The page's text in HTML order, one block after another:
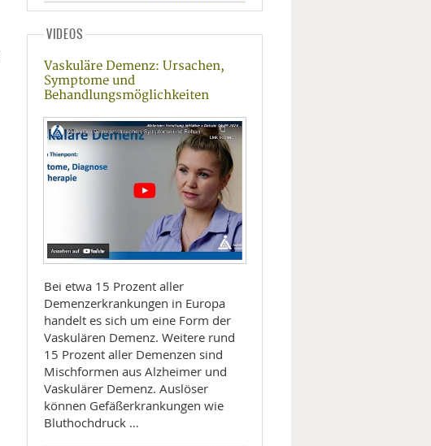
VIDEOS
Vaskuläre Demenz: Ursachen,
Symptome und
Behandlungsmöglichkeiten
Bei etwa 15 Prozent aller
Demenzerkrankungen in Europa
handelt es sich um eine Form der
Vaskulären Demenz. Weitere rund
15 Prozent aller Demenzen sind
Mischformen aus Alzheimer und
Vaskulärer Demenz. Auslöser
können Gefäßerkrankungen wie
Bluthochdruck …